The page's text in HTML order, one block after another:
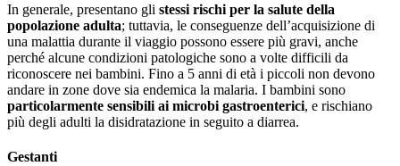
In generale, presentano gli stessi rischi per la salute della
popolazione adulta; tuttavia, le conseguenze dell’acquisizione di
una malattia durante il viaggio possono essere più gravi, anche
perché alcune condizioni patologiche sono a volte difficili da
riconoscere nei bambini. Fino a 5 anni di età i piccoli non devono
andare in zone dove sia endemica la malaria. I bambini sono
particolarmente sensibili ai microbi gastroenterici, e rischiano
più degli adulti la disidratazione in seguito a diarrea.
Gestanti